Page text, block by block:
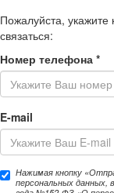
Пожалуйста,
связаться:
Номер телефона *
E-mail
Нажимая кнопку
персональных данных,